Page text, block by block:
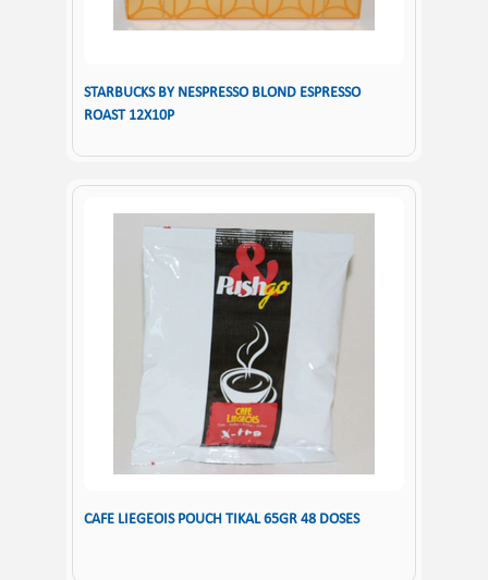
STARBUCKS BY NESPRESSO BLOND ESPRESSO
ROAST 12X10P
CAFE LIEGEOIS POUCH TIKAL 65GR 48 DOSES